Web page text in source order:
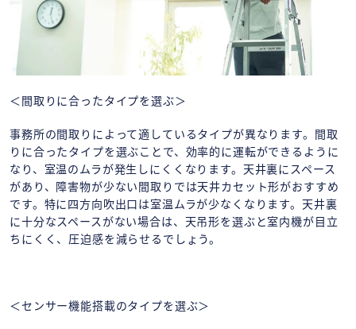
＜間取りに合ったタイプを選ぶ＞
事務所の間取りによって適しているタイプが異なります。間取
りに合ったタイプを選ぶことで、効率的に運転ができるように
なり、室温のムラが発生しにくくなります。天井裏にスペース
があり、障害物が少ない間取りでは天井カセット形がおすすめ
です。特に四方向吹出口は室温ムラが少なくなります。天井裏
に十分なスペースがない場合は、天吊形を選ぶと室内機が目立
ちにくく、圧迫感を減らせるでしょう。
＜センサー機能搭載のタイプを選ぶ＞